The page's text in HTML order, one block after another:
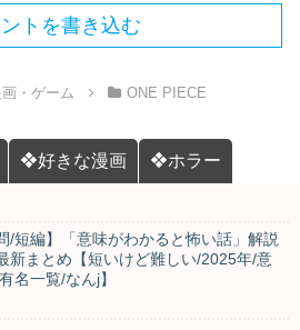
トを書き込む
・ゲーム ONE PIECE
❖好きな漫画 ❖ホラー
/短編】「意味がわかると怖い話」解説
新まとめ【短いけど難しい/2025年/意
名一覧/なんj】